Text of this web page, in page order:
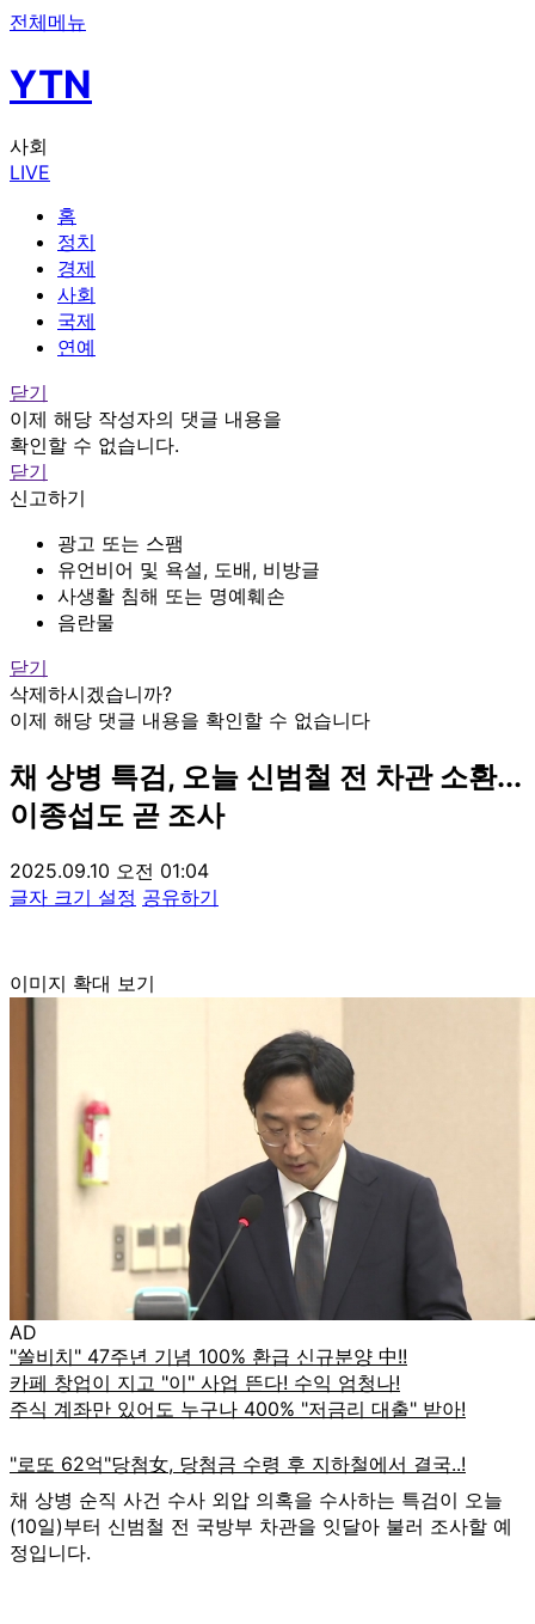
전체메뉴
YTN
사회
LIVE
홈
정치
경제
사회
국제
연예
닫기
이제 해당 작성자의 댓글 내용을
확인할 수 없습니다.
닫기
신고하기
광고 또는 스팸
유언비어 및 욕설, 도배, 비방글
사생활 침해 또는 명예훼손
음란물
닫기
삭제하시겠습니까?
이제 해당 댓글 내용을 확인할 수 없습니다
채 상병 특검, 오늘 신범철 전 차관 소환...
이종섭도 곧 조사
2025.09.10 오전 01:04
글자 크기 설정 공유하기
이미지 확대 보기
AD
채 상병 순직 사건 수사 외압 의혹을 수사하는 특검이 오늘
(10일)부터 신범철 전 국방부 차관을 잇달아 불러 조사할 예
정입니다.